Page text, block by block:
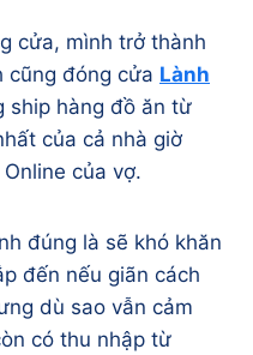
cửa, mình trở thành
cũng đóng cửa Lành
ship hàng đồ ăn từ
của cả nhà giờ
của vợ.
đúng là sẽ khó khăn
đến nếu giãn cách
dù sao vẫn cảm
có thu nhập từ